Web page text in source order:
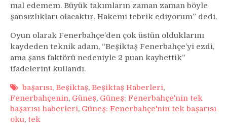
mal edemem. Büyük takımların zaman zaman böyle
şansızlıkları olacaktır. Hakemi tebrik ediyorum” dedi.
Oyun olarak Fenerbahçe’den çok üstün olduklarını
kaydeden teknik adam, “Beşiktaş Fenerbahçe’yi ezdi,
ama şans faktörü nedeniyle 2 puan kaybettik”
ifadelerini kullandı.
başarısı, Beşiktaş, Beşiktaş Haberleri,
Fenerbahçenin, Güneş, Güneş: Fenerbahçe'nin tek
başarısı haberleri, Güneş: Fenerbahçe'nin tek başarısı
oku, tek